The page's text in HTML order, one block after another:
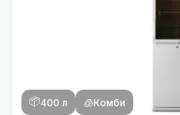
📦400 л 🧊Комби